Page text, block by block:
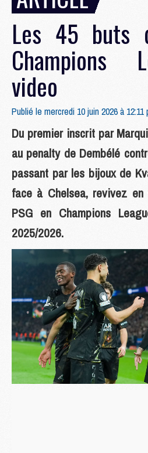
Les 45 buts
Champions
video
Publié le mercredi 10 juin 2026 à 12:11
Du premier inscrit par
au penalty de Dembélé
passant par les bijoux de
face à Chelsea, revivez
PSG en Champions
2025/2026.